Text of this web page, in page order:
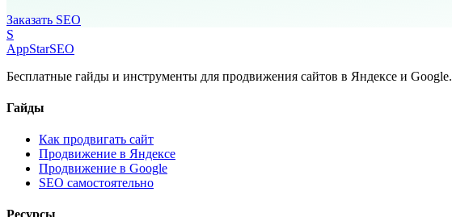
Заказать SEO
S
AppStarSEO
Бесплатные гайды и инструменты для продвижения сайтов в Яндексе и Google.
Гайды
Как продвигать сайт
Продвижение в Яндексе
Продвижение в Google
SEO самостоятельно